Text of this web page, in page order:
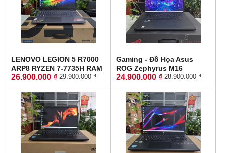
LENOVO LEGION 5 R7000
ARP8 RYZEN 7-7735H RAM
16GG SSD 512GB RTX™
4060 8GB GDDR6 MÀN
HÌNH : 15.6'' 15.6" WQHD
165Hz
26.900.000 ₫ 29.900.000 ₫
Gaming - Đồ Họa Asus
ROG Zephyrus M16
GU603ZW CORE I9-12900H
RAM 16GB SSD 512GB RTX
3070 Ti 8GB GDDR6 MÀN
HÌNH : 16.0'' Inch WQXGA
165Hz
24.900.000 ₫ 28.900.000 ₫